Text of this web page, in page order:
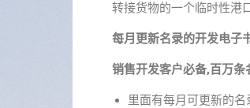
转接货物的一个临时性港
每月更新名录的开发电子
销售开发客户必备,百万条
里面有每月可更新的